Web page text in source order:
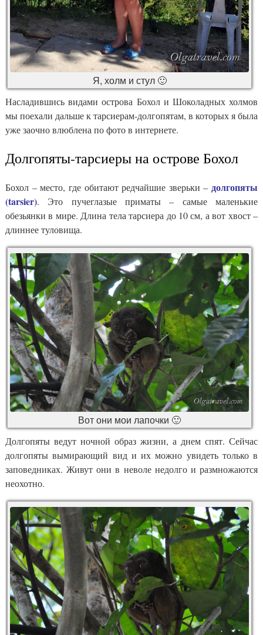
Я, холм и стул 🙂
Насладившись видами острова Бохол и Шоколадных холмов
мы поехали дальше к тарсиерам-долгопятам, в которых я была
уже заочно влюблена по фото в интернете.
Долгопяты-тарсиеры на острове Бохол
Бохол – место, где обитают редчайшие зверьки – долгопяты
(tarsier). Это пучеглазые приматы – самые маленькие
обезьянки в мире. Длина тела тарсиера до 10 см, а вот хвост –
длиннее туловища.
Вот они мои лапочки 🙂
Долгопяты ведут ночной образ жизни, а днем спят. Сейчас
долгопяты вымирающий вид и их можно увидеть только в
заповедниках. Живут они в неволе недолго и размножаются
неохотно.